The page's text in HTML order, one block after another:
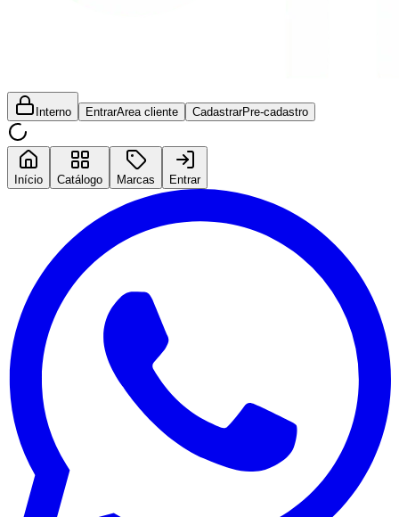
Interno EntrarArea cliente CadastrarPre-cadastro
Início Catálogo Marcas Entrar